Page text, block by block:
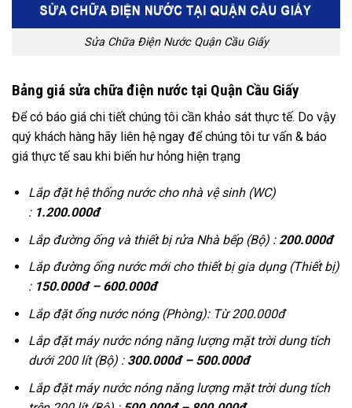
Sửa Chữa Điện Nước Quận Cầu Giấy
Bảng giá sửa chữa điện nước tại Quận Cầu Giấy
Để có báo giá chi tiết chúng tôi cần khảo sát thực tế. Do vậy
quý khách hàng hãy liên hệ ngay để chúng tôi tư vấn & báo
giá thực tế sau khi biến hư hỏng hiện trạng
Lắp đặt hệ thống nước cho nhà vệ sinh (WC)
: 1.200.000đ
Lắp đường ống và thiết bị rửa Nhà bếp (Bộ) : 200.000đ
Lắp đường ống nước mới cho thiết bị gia dụng (Thiết bị)
: 150.000đ – 600.000đ
Lắp đặt ống nước nóng (Phòng): Từ 200.000đ
Lắp đặt máy nước nóng năng lượng mặt trời dung tích
dưới 200 lít (Bộ) : 300.000đ – 500.000đ
Lắp đặt máy nước nóng năng lượng mặt trời dung tích